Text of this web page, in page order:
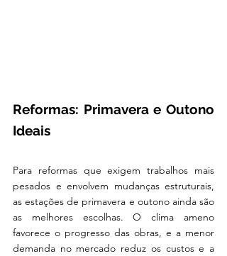
Reformas: Primavera e Outono
Ideais
Para reformas que exigem trabalhos mais
pesados e envolvem mudanças estruturais,
as estações de primavera e outono ainda são
as melhores escolhas. O clima ameno
favorece o progresso das obras, e a menor
demanda no mercado reduz os custos e a